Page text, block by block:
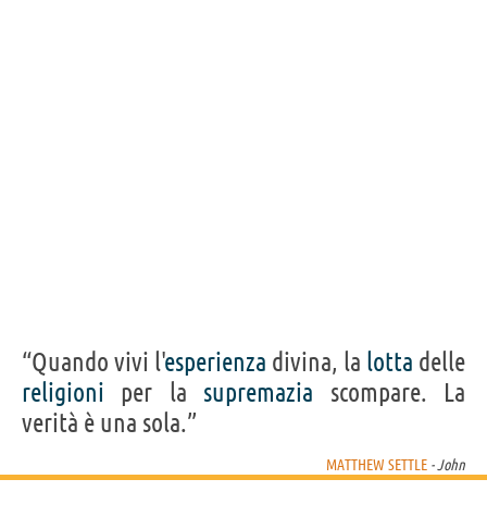
“Quando vivi l'esperienza divina, la lotta delle
religioni per la supremazia scompare. La
verità è una sola.”
MATTHEW SETTLE - John